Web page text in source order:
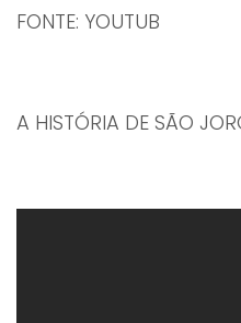
FONTE: YOUTUB
A HISTÓRIA DE SÃO